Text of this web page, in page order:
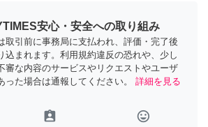
安心・安全への取り組み
取引前に事務局に支払われ、評価・完了後
込まれます。利用規約違反の恐れや、少し
審な内容のサービスやリクエストやユーザ
った場合は通報してください。
詳細を見る
assignment_ind tag_faces